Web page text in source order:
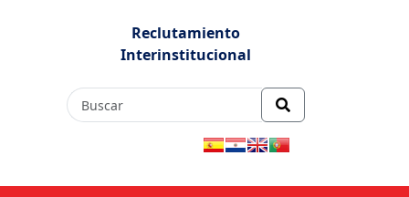
Reclutamiento
Interinstitucional